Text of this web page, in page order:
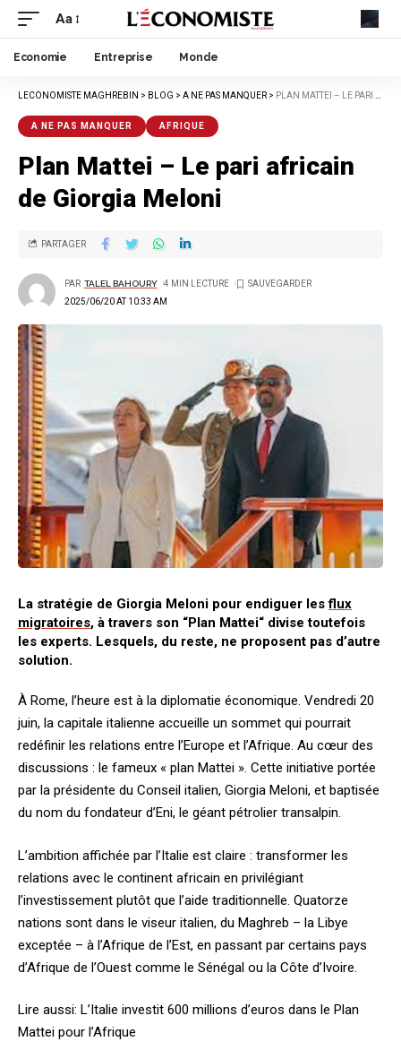
Aa
Economie Entreprise Monde
LECONOMISTE MAGHREBIN > BLOG > A NE PAS MANQUER > PLAN MATTEI – LE PARI AFRICAIN DE GIORGIA MELONI
A NE PAS MANQUER AFRIQUE
Plan Mattei – Le pari africain
de Giorgia Meloni
2025/06/20 AT 10:33 AM
PAR TALEL BAHOURY 4 MIN LECTURE
PARTAGER
La stratégie de Giorgia Meloni pour endiguer lesflux
migratoires, à travers son “Plan Mattei“ divise toutefois
les experts. Lesquels, du reste, ne proposent pas d’autre
solution.
À Rome, l’heure est à la diplomatie économique. Vendredi 20
juin, la capitale italienne accueille un sommet qui pourrait
redéfinir les relations entre l’Europe et l’Afrique. Au cœur des
discussions : le fameux « plan Mattei ». Cette initiative portée
par la présidente du Conseil italien, Giorgia Meloni, et baptisée
du nom du fondateur d’Eni, le géant pétrolier transalpin.
L’ambition affichée par l’Italie est claire : transformer les
relations avec le continent africain en privilégiant
l’investissement plutôt que l’aide traditionnelle. Quatorze
nations sont dans le viseur italien, du Maghreb – la Libye
exceptée – à l’Afrique de l’Est, en passant par certains pays
d’Afrique de l’Ouest comme le Sénégal ou la Côte d’Ivoire.
Lire aussi: L’Italie investit 600 millions d’euros dans le Plan
Mattei pour l’Afrique